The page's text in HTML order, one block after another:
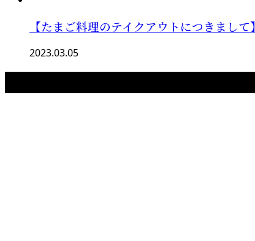
【たまご料理のテイクアウトにつきまして】
2023.03.05